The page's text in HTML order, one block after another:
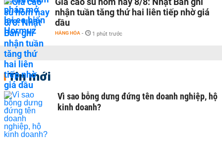
nhận tuần tăng thứ hai liên tiếp nhờ giá
dầu
HÀNG HÓA - 1 phút trước
Tin mới
Vì sao bỗng dưng đứng tên doanh nghiệp, hộ
kinh doanh?